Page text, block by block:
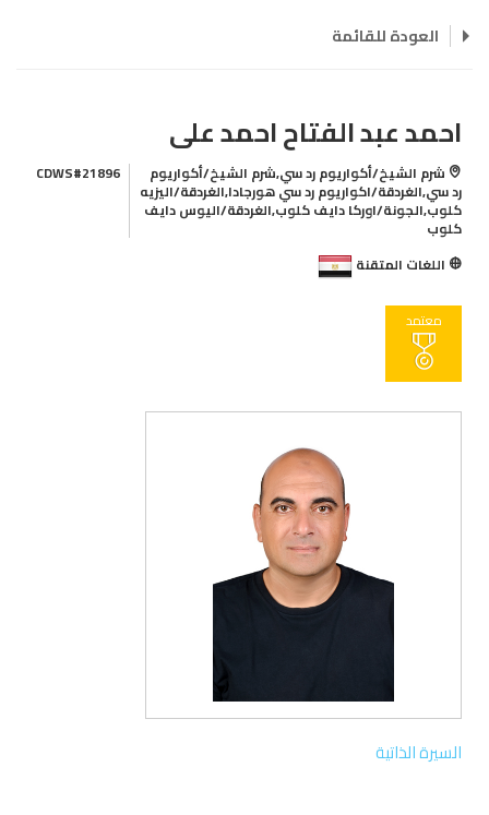
العودة للقائمة
احمد عبد الفتاح احمد على
شرم الشيخ/أكواريوم رد سي,شرم الشيخ/أكواريوم
رد سي,الغردقة/اكواريوم رد سي هورجادا,الغردقة/اليزيه
كلوب,الجونة/اوركا دايف كلوب,الغردقة/اليوس دايف
كلوب
CDWS#21896
اللغات المتقنة
معتمد
السيرة الذاتية